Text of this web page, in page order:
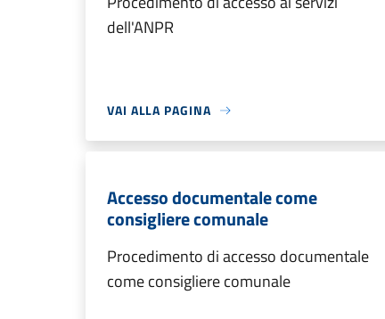
dell'ANPR
VAI ALLA PAGINA
Accesso documentale come
consigliere comunale
Procedimento di accesso documentale
come consigliere comunale